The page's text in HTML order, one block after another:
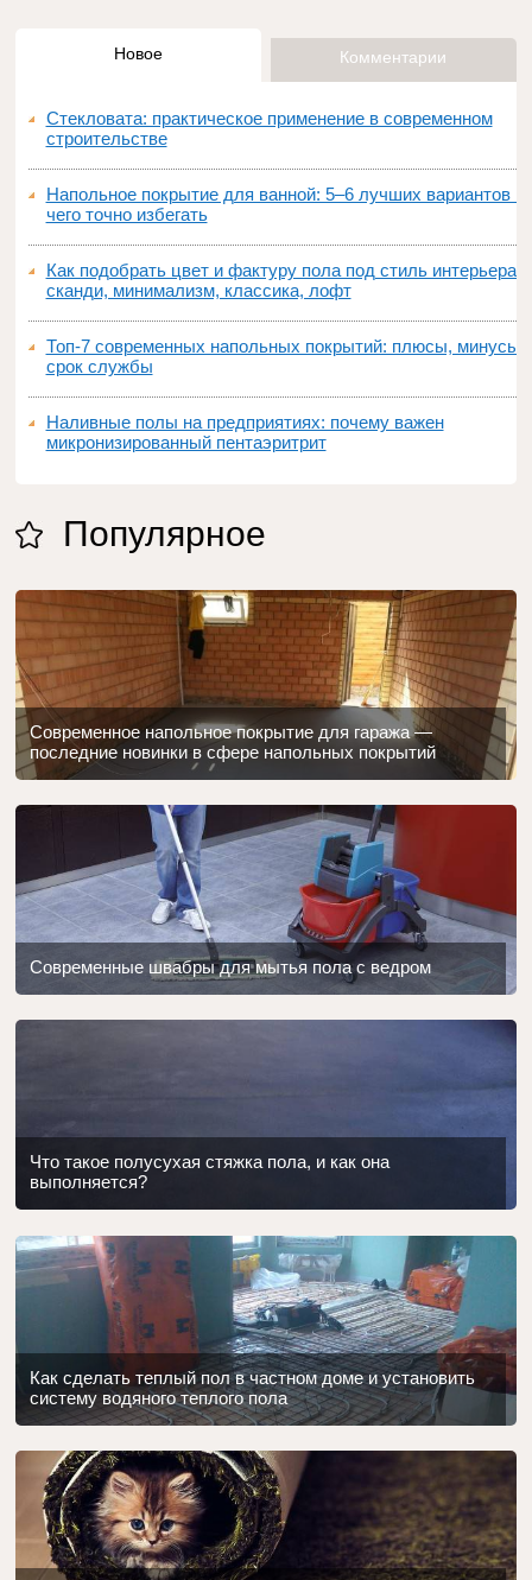
Новое Комментарии
Стекловата: практическое применение в современном
строительстве
Напольное покрытие для ванной: 5–6 лучших вариантов и
чего точно избегать
Как подобрать цвет и фактуру пола под стиль интерьера:
сканди, минимализм, классика, лофт
Топ‑7 современных напольных покрытий: плюсы, минусы,
срок службы
Наливные полы на предприятиях: почему важен
микронизированный пентаэритрит
Популярное
Современное напольное покрытие для гаража —
последние новинки в сфере напольных покрытий
Современные швабры для мытья пола с ведром
Что такое полусухая стяжка пола, и как она
выполняется?
Как сделать теплый пол в частном доме и установить
систему водяного теплого пола